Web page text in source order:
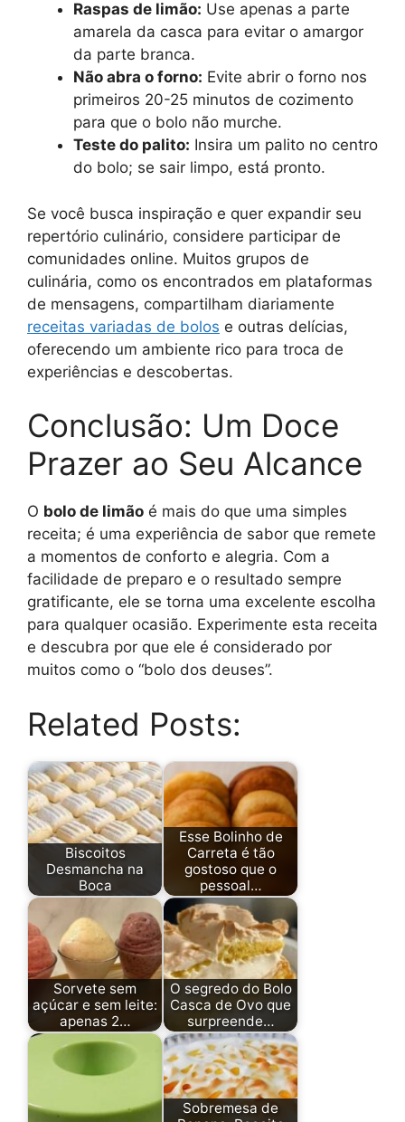
Raspas de limão: Use apenas a parte
amarela da casca para evitar o amargor
da parte branca.
Não abra o forno: Evite abrir o forno nos
primeiros 20-25 minutos de cozimento
para que o bolo não murche.
Teste do palito: Insira um palito no centro
do bolo; se sair limpo, está pronto.
Se você busca inspiração e quer expandir seu
repertório culinário, considere participar de
comunidades online. Muitos grupos de
culinária, como os encontrados em plataformas
de mensagens, compartilham diariamente
receitas variadas de bolos e outras delícias,
oferecendo um ambiente rico para troca de
experiências e descobertas.
Conclusão: Um Doce
Prazer ao Seu Alcance
O bolo de limão é mais do que uma simples
receita; é uma experiência de sabor que remete
a momentos de conforto e alegria. Com a
facilidade de preparo e o resultado sempre
gratificante, ele se torna uma excelente escolha
para qualquer ocasião. Experimente esta receita
e descubra por que ele é considerado por
muitos como o “bolo dos deuses”.
Related Posts:
Biscoitos
Desmancha na
Boca
Esse Bolinho de
Carreta é tão
gostoso que o
pessoal…
Sorvete sem
açúcar e sem leite:
apenas 2…
O segredo do Bolo
Casca de Ovo que
surpreende…
Sobremesa de